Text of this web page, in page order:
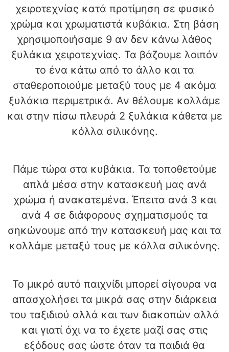
χειροτεχνίας κατά προτίμηση σε φυσικό
χρώμα και χρωματιστά κυβάκια. Στη βάση
χρησιμοποιήσαμε 9 αν δεν κάνω λάθος
ξυλάκια χειροτεχνίας. Τα βάζουμε λοιπόν
το ένα κάτω από το άλλο και τα
σταθεροποιούμε μεταξύ τους με 4 ακόμα
ξυλάκια περιμετρικά. Αν θέλουμε κολλάμε
και στην πίσω πλευρά 2 ξυλάκια κάθετα με
κόλλα σιλικόνης.
Πάμε τώρα στα κυβάκια. Τα τοποθετούμε
απλά μέσα στην κατασκευή μας ανά
χρώμα ή ανακατεμένα. Έπειτα ανά 3 και
ανά 4 σε διάφορους σχηματισμούς τα
σηκώνουμε από την κατασκευή μας και τα
κολλάμε μεταξύ τους με κόλλα σιλικόνης.
Το μικρό αυτό παιχνίδι μπορεί σίγουρα να
απασχολήσει τα μικρά σας στην διάρκεια
του ταξιδιού αλλά και των διακοπών αλλά
και γιατί όχι να το έχετε μαζί σας στις
εξόδους σας ώστε όταν τα παιδιά θα